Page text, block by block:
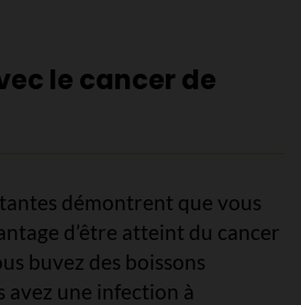
le cancer de
démontrent que vous
d’être atteint du cancer
buvez des boissons
avez une infection à